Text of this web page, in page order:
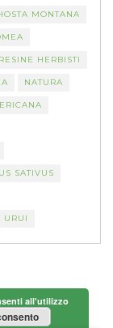
MONTANA
HERBISTI
NATURA
SATIVUS
URUI
all'utilizzo